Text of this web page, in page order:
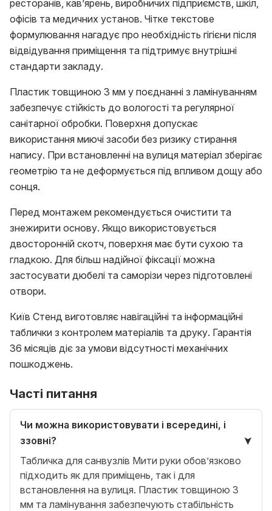
ресторанів, кав’ярень, виробничих підприємств, шкіл,
офісів та медичних установ. Чітке текстове
формулювання нагадує про необхідність гігієни після
відвідування приміщення та підтримує внутрішні
стандарти закладу.
Пластик товщиною 3 мм у поєднанні з ламінуванням
забезпечує стійкість до вологості та регулярної
санітарної обробки. Поверхня допускає
використання миючі засоби без ризику стирання
напису. При встановленні на вулиця матеріал зберігає
геометрію та не деформується під впливом дощу або
сонця.
Перед монтажем рекомендується очистити та
знежирити основу. Якщо використовується
двосторонній скотч, поверхня має бути сухою та
гладкою. Для більш надійної фіксації можна
застосувати дюбелі та саморізи через підготовлені
отвори.
Київ Стенд виготовляє навігаційні та інформаційні
таблички з контролем матеріалів та друку. Гарантія
36 місяців діє за умови відсутності механічних
пошкоджень.
Часті питання
Чи можна використовувати і всередині, і
ззовні?
Табличка для санвузлів Мити руки обов’язково
підходить як для приміщень, так і для
встановлення на вулиця. Пластик товщиною 3
мм та ламінування забезпечують стабільність